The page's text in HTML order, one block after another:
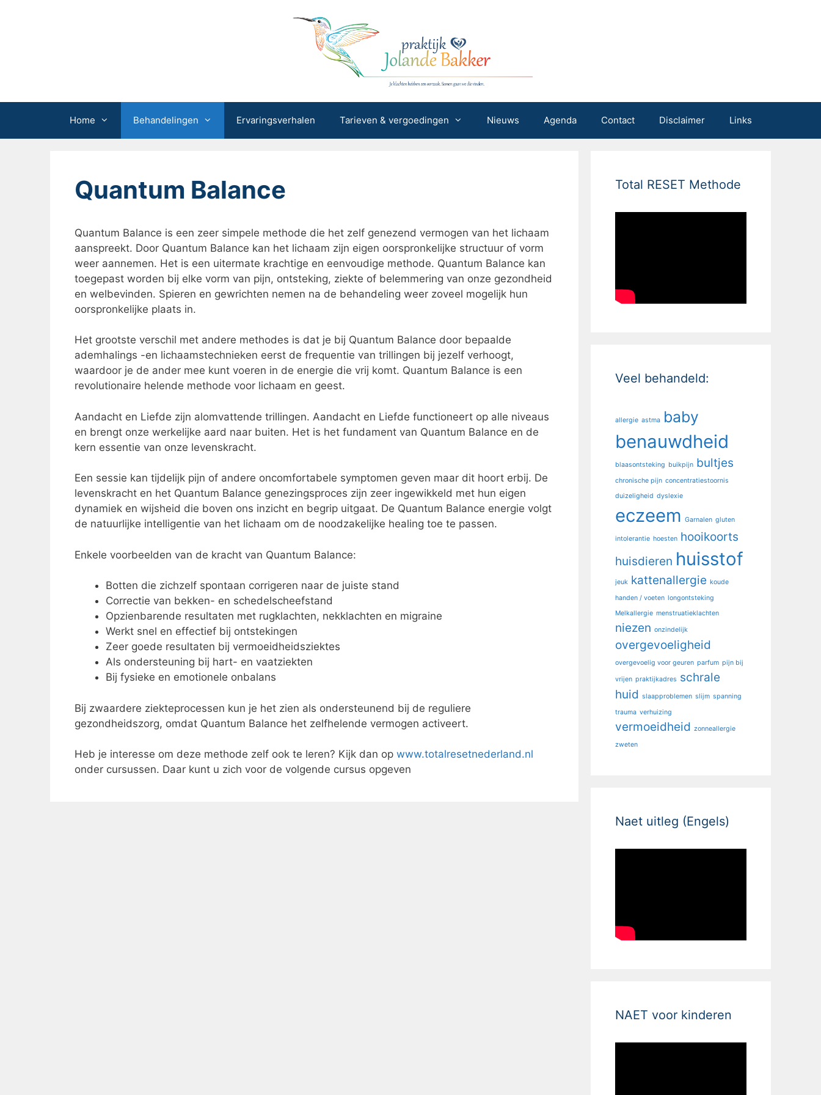
Home Behandelingen Ervaringsverhalen Tarieven & vergoedingen Nieuws Agenda Contact Disclaimer Links
Quantum Balance
Quantum Balance is een zeer simpele methode die het zelf genezend vermogen van het lichaam
aanspreekt. Door Quantum Balance kan het lichaam zijn eigen oorspronkelijke structuur of vorm
weer aannemen. Het is een uitermate krachtige en eenvoudige methode. Quantum Balance kan
toegepast worden bij elke vorm van pijn, ontsteking, ziekte of belemmering van onze gezondheid
en welbevinden. Spieren en gewrichten nemen na de behandeling weer zoveel mogelijk hun
oorspronkelijke plaats in.
Het grootste verschil met andere methodes is dat je bij Quantum Balance door bepaalde
ademhalings -en lichaamstechnieken eerst de frequentie van trillingen bij jezelf verhoogt,
waardoor je de ander mee kunt voeren in de energie die vrij komt. Quantum Balance is een
revolutionaire helende methode voor lichaam en geest.
Aandacht en Liefde zijn alomvattende trillingen. Aandacht en Liefde functioneert op alle niveaus
en brengt onze werkelijke aard naar buiten. Het is het fundament van Quantum Balance en de
kern essentie van onze levenskracht.
Een sessie kan tijdelijk pijn of andere oncomfortabele symptomen geven maar dit hoort erbij. De
levenskracht en het Quantum Balance genezingsproces zijn zeer ingewikkeld met hun eigen
dynamiek en wijsheid die boven ons inzicht en begrip uitgaat. De Quantum Balance energie volgt
de natuurlijke intelligentie van het lichaam om de noodzakelijke healing toe te passen.
Enkele voorbeelden van de kracht van Quantum Balance:
Botten die zichzelf spontaan corrigeren naar de juiste stand
Correctie van bekken- en schedelscheefstand
Opzienbarende resultaten met rugklachten, nekklachten en migraine
Werkt snel en effectief bij ontstekingen
Zeer goede resultaten bij vermoeidheidsziektes
Als ondersteuning bij hart- en vaatziekten
Bij fysieke en emotionele onbalans
Bij zwaardere ziekteprocessen kun je het zien als ondersteunend bij de reguliere
gezondheidszorg, omdat Quantum Balance het zelfhelende vermogen activeert.
Heb je interesse om deze methode zelf ook te leren? Kijk dan op www.totalresetnederland.nl
onder cursussen. Daar kunt u zich voor de volgende cursus opgeven
Total RESET Methode
Veel behandeld:
allergie astma baby
benauwdheid
blaasontsteking buikpijn bultjes
chronische pijn concentratiestoornis
duizeligheid dyslexie
eczeem Garnalen gluten
intolerantie hoesten hooikoorts
huisdieren huisstof
jeuk kattenallergie koude
handen / voeten longontsteking
Melkallergie menstruatieklachten
niezen onzindelijk
overgevoeligheid
overgevoelig voor geuren parfum pijn bij
vrijen praktijkadres schrale
huid slaapproblemen slijm spanning
trauma verhuizing
vermoeidheid zonneallergie
zweten
Naet uitleg (Engels)
NAET voor kinderen